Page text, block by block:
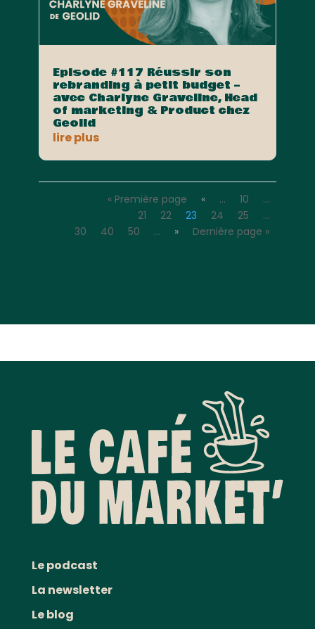
Episode #117 Réussir son
rebranding à petit budget –
avec Charlyne Graveline, Head
of marketing & Product chez
Geolid
lire plus
« Première page « … 10
…
21
22 23 24 25
…
30
40 50 … » Dernière page »
Le podcast
La newsletter
Le blog